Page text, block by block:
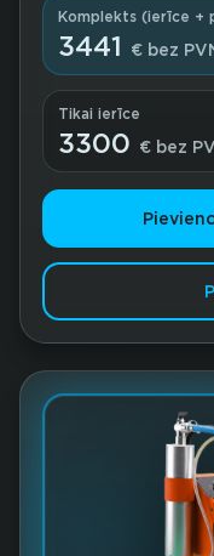
Komplekts (ierīce +
3441 € bez
Tikai ierīce
3300 € bez